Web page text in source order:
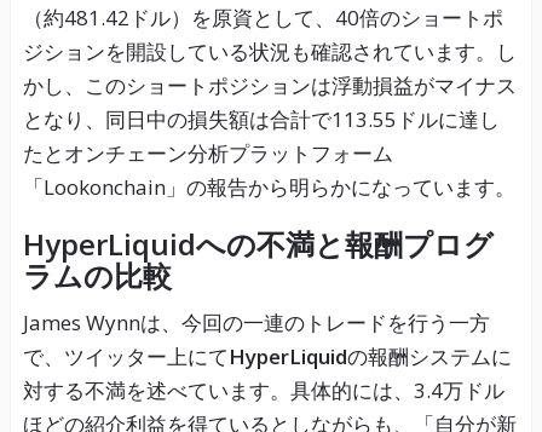
（約481.42ドル）を原資として、40倍のショートポ
ジションを開設している状況も確認されています。し
かし、このショートポジションは浮動損益がマイナス
となり、同日中の損失額は合計で113.55ドルに達し
たとオンチェーン分析プラットフォーム
「Lookonchain」の報告から明らかになっています。
HyperLiquidへの不満と報酬プログ
ラムの比較
James Wynnは、今回の一連のトレードを行う一方
で、ツイッター上にてHyperLiquidの報酬システムに
対する不満を述べています。具体的には、3.4万ドル
ほどの紹介利益を得ているとしながらも、「自分が新